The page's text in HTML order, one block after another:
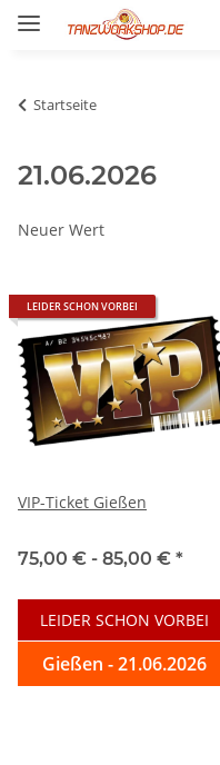
Startseite
21.06.2026
Neuer Wert
LEIDER SCHON VORBEI
VIP-Ticket Gießen
75,00 € - 85,00 € *
LEIDER SCHON VORBEI
Gießen - 21.06.2026